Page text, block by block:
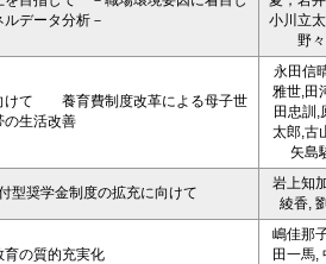
ルデータ分析－
小川立
野
けて 養育費制度改革による母子世
の生活改善
永田信
雅世,田
田忠訓,
太郎,古
矢島
型奨学金制度の拡充に向けて
岩上知
綾香,
育の質的充実化
嶋佳那
田一馬,